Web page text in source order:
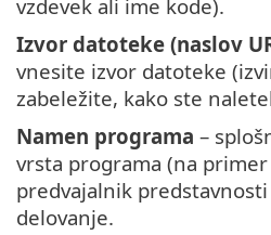
vzdevek ali ime kode).
Izvor datoteke (naslov
vnesite izvor datoteke
zabeležite, kako ste
Namen programa –
vrsta programa (na
predvajalnik
delovanje.